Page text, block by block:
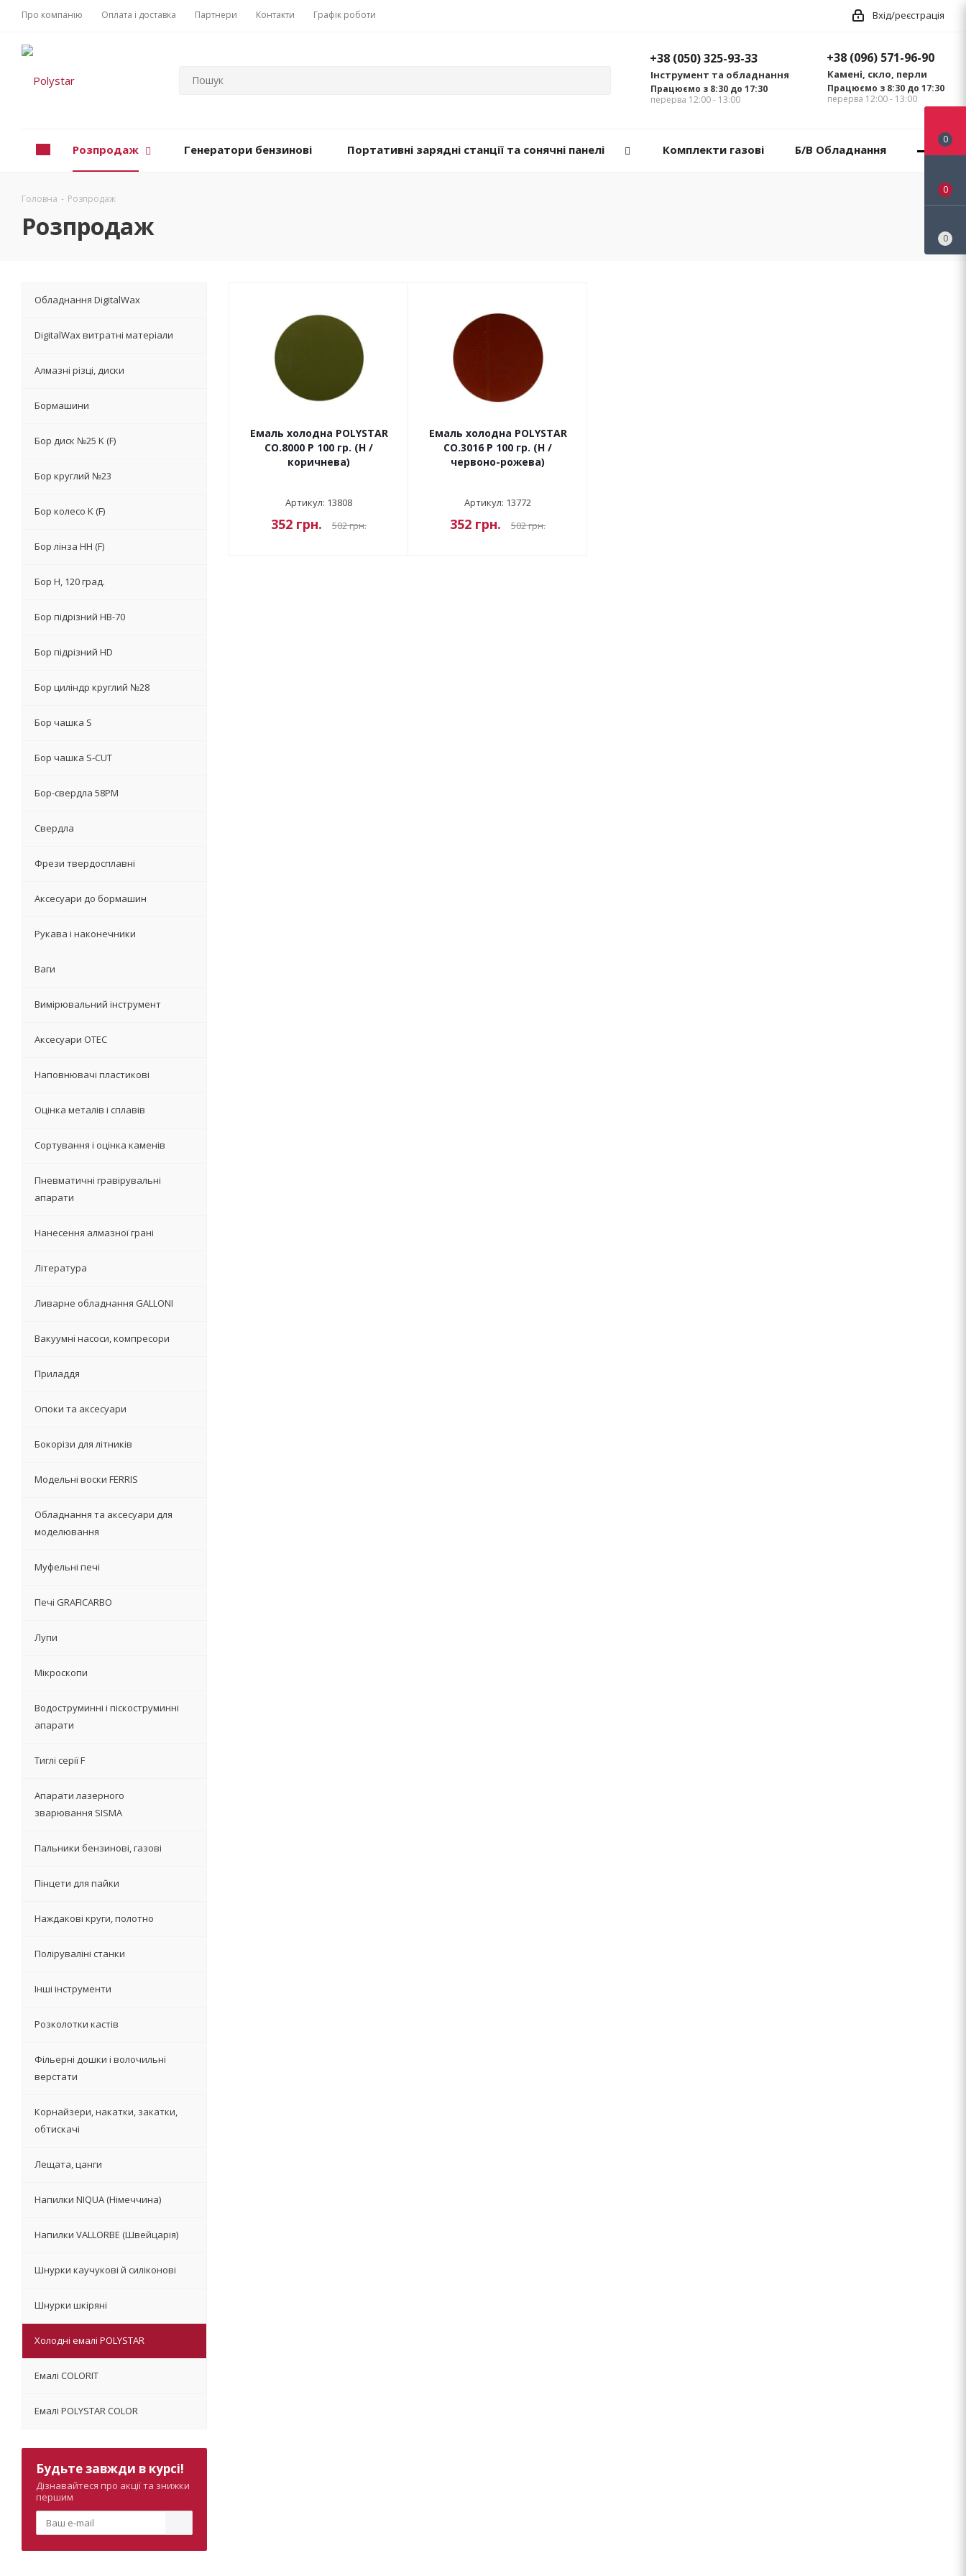
Про компанію Оплата і доставка Партнери Контакти Графік роботи Вхід/реєстрація
+38 (096) 571-96-90
Камені, скло, перли
Працюємо з 8:30 до 17:30
перерва 12:00 - 13:00
+38 (050) 325-93-33
Інструмент та обладнання
Працюємо з 8:30 до 17:30
перерва 12:00 - 13:00
Розпродаж Генератори бензинові Портативні зарядні станції та сонячні панелі Комплекти газові Б/В Обладнання
Головна - Розпродаж
Розпродаж
Емаль холодна POLYSTAR
CO.8000 P 100 гр. (Н /
коричнева)
Артикул: 13808
352 грн. 502грн.
Емаль холодна POLYSTAR
CO.3016 P 100 гр. (Н /
червоно-рожева)
Артикул: 13772
352 грн. 502грн.
Обладнання DigitalWax
DigitalWax витратні матеріали
Алмазні різці, диски
Бормашини
Бор диск №25 K (F)
Бор круглий №23
Бор колесо K (F)
Бор лінза НН (F)
Бор Н, 120 град.
Бор підрізний HB-70
Бор підрізний HD
Бор циліндр круглий №28
Бор чашка S
Бор чашка S-CUT
Бор-свердла 58PM
Свердла
Фрези твердосплавні
Аксесуари до бормашин
Рукава і наконечники
Ваги
Вимірювальний інструмент
Аксесуари OTEC
Наповнювачі пластикові
Оцінка металів і сплавів
Сортування і оцінка каменів
Пневматичні гравірувальні
апарати
Нанесення алмазної грані
Література
Ливарне обладнання GALLONI
Вакуумні насоси, компресори
Приладдя
Опоки та аксесуари
Бокорізи для літників
Модельні воски FERRIS
Обладнання та аксесуари для
моделювання
Муфельні печі
Печі GRAFICARBO
Лупи
Мікроскопи
Водоструминні і піскоструминні
апарати
Тиглі серії F
Апарати лазерного
зварювання SISMA
Пальники бензинові, газові
Пінцети для пайки
Наждакові круги, полотно
Поліруваліні станки
Інші інструменти
Розколотки кастів
Фільерні дошки і волочильні
верстати
Корнайзери, накатки, закатки,
обтискачі
Лещата, цанги
Напилки NIQUA (Німеччина)
Напилки VALLORBE (Швейцарія)
Шнурки каучукові й силіконові
Шнурки шкіряні
Холодні емалі POLYSTAR
Емалі COLORIT
Емалі POLYSTAR COLOR
Будьте завжди в курсі!
Дізнавайтеся про акції та знижки
першим
0
0
0